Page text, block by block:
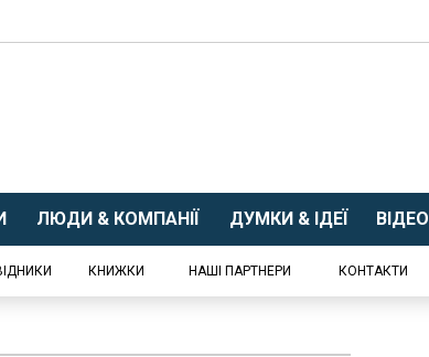
ЛЮДИ & КОМПАНІЇ ДУМКИ & ІДЕЇ ВІДЕО
КНИЖКИ НАШІ ПАРТНЕРИ КОНТАКТИ